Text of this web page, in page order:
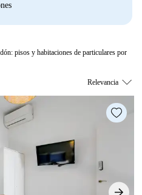
pisos y habitaciones de particulares por